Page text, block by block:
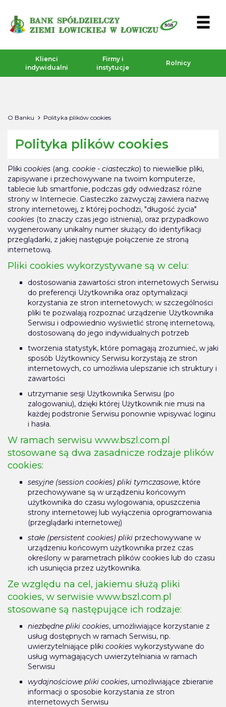
Klienci
indywidualni
Firmy i
instytucje
Rolnicy
O Banku Polityka plików cookies
Polityka plików cookies
Pliki cookies (ang. cookie - ciasteczko) to niewielkie pliki,
zapisywane i przechowywane na twoim komputerze,
tablecie lub smartfonie, podczas gdy odwiedzasz różne
strony w Internecie. Ciasteczko zazwyczaj zawiera nazwę
strony internetowej, z której pochodzi, "długość życia"
cookies (to znaczy czas jego istnienia), oraz przypadkowo
wygenerowany unikalny numer służący do identyfikacji
przeglądarki, z jakiej następuje połączenie ze stroną
internetową.
Pliki cookies wykorzystywane są w celu:
dostosowania zawartości stron internetowych Serwisu
do preferencji Użytkownika oraz optymalizacji
korzystania ze stron internetowych; w szczególności
pliki te pozwalają rozpoznać urządzenie Użytkownika
Serwisu i odpowiednio wyświetlić stronę internetową,
dostosowaną do jego indywidualnych potrzeb
tworzenia statystyk, które pomagają zrozumieć, w jaki
sposób Użytkownicy Serwisu korzystają ze stron
internetowych, co umożliwia ulepszanie ich struktury i
zawartości
utrzymanie sesji Użytkownika Serwisu (po
zalogowaniu), dzięki której Użytkownik nie musi na
każdej podstronie Serwisu ponownie wpisywać loginu
i hasła.
W ramach serwisu www.bszl.com.pl
stosowane są dwa zasadnicze rodzaje plików
cookies:
sesyjne (session cookies) pliki tymczasowe, które
przechowywane są w urządzeniu końcowym
użytkownika do czasu wylogowania, opuszczenia
strony internetowej lub wyłączenia oprogramowania
(przeglądarki internetowej)
stałe (persistent cookies) pliki przechowywane w
urządzeniu końcowym użytkownika przez czas
określony w parametrach plików cookies lub do czasu
ich usunięcia przez użytkownika.
Ze względu na cel, jakiemu służą pliki
cookies, w serwisie www.bszl.com.pl
stosowane są następujące ich rodzaje:
niezbędne pliki cookies, umożliwiające korzystanie z
usług dostępnych w ramach Serwisu, np.
uwierzytelniające pliki cookies wykorzystywane do
usług wymagających uwierzytelniania w ramach
Serwisu
wydajnościowe pliki cookies, umożliwiające zbieranie
informacji o sposobie korzystania ze stron
internetowych Serwisu